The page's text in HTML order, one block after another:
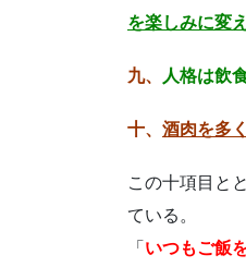
を楽しみに変
九、 人格は飲
十、 酒肉を多
この十項目と
ている。
「 いつもご飯